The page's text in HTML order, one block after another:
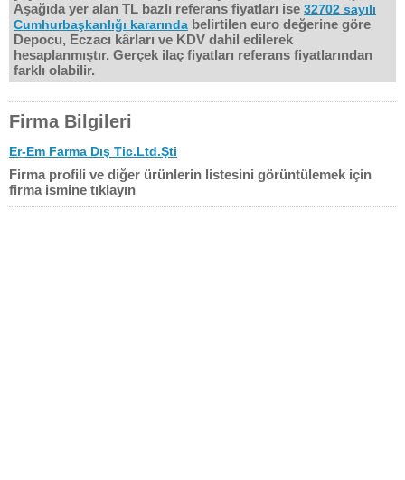
Aşağıda yer alan TL bazlı referans fiyatları ise 32702 sayılı
Cumhurbaşkanlığı kararında belirtilen euro değerine göre
Depocu, Eczacı kârları ve KDV dahil edilerek
hesaplanmıştır. Gerçek ilaç fiyatları referans fiyatlarından
farklı olabilir.
Firma Bilgileri
Er-Em Farma Dış Tic.Ltd.Şti
Firma profili ve diğer ürünlerin listesini görüntülemek için
firma ismine tıklayın